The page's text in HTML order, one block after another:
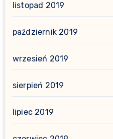
listopad 2019
październik 2019
wrzesień 2019
sierpień 2019
lipiec 2019